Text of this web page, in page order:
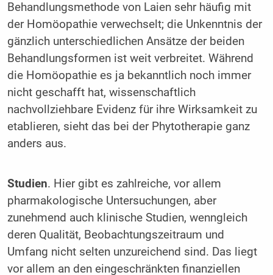
Behandlungsmethode von Laien sehr häufig mit
der Homöopathie verwechselt; die Unkenntnis der
gänzlich unterschiedlichen Ansätze der beiden
Behandlungsformen ist weit verbreitet. Während
die Homöopathie es ja bekanntlich noch immer
nicht geschafft hat, wissenschaftlich
nachvollziehbare Evidenz für ihre Wirksamkeit zu
etablieren, sieht das bei der Phytotherapie ganz
anders aus.
Studien. Hier gibt es zahlreiche, vor allem
pharmakologische Untersuchungen, aber
zunehmend auch klinische Studien, wenngleich
deren Qualität, Beobachtungszeitraum und
Umfang nicht selten unzureichend sind. Das liegt
vor allem an den eingeschränkten finanziellen